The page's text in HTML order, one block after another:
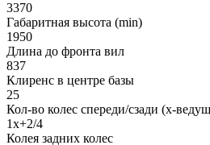
3370
Габаритная высота (min)
1950
Длина до фронта вил
837
Клиренс в центре базы
25
Кол-во колес спереди/сзади (х-
1х+2/4
Колея задних колес